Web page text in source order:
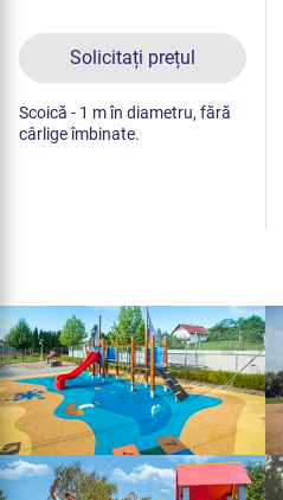
Solicitați prețul
Scoică - 1 m în diametru, fără
cârlige îmbinate.